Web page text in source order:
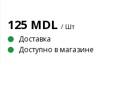
125 MDL / Шт
Доставка
Доступно в магазине